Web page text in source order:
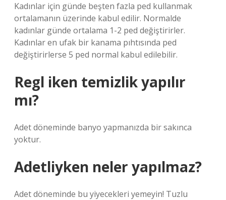
Kadınlar için günde beşten fazla ped kullanmak
ortalamanın üzerinde kabul edilir. Normalde
kadınlar günde ortalama 1-2 ped değiştirirler.
Kadınlar en ufak bir kanama pıhtısında ped
değiştirirlerse 5 ped normal kabul edilebilir.
Regl iken temizlik yapılır
mı?
Adet döneminde banyo yapmanızda bir sakınca
yoktur.
Adetliyken neler yapılmaz?
Adet döneminde bu yiyecekleri yemeyin! Tuzlu